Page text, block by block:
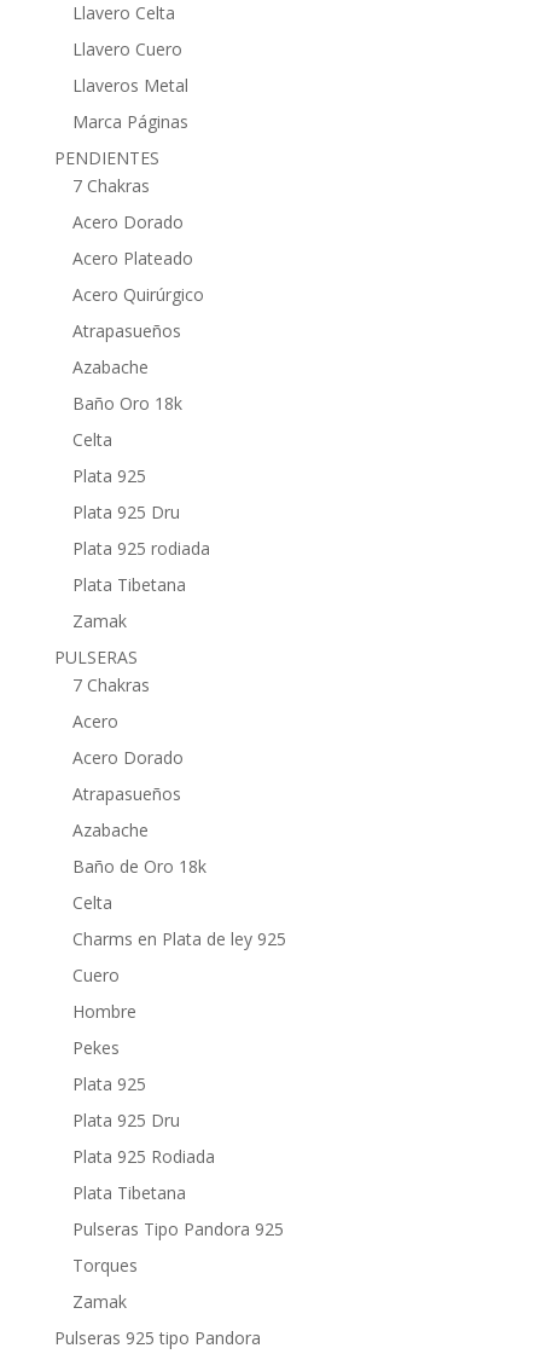
Llavero Celta
Llavero Cuero
Llaveros Metal
Marca Páginas
PENDIENTES
7 Chakras
Acero Dorado
Acero Plateado
Acero Quirúrgico
Atrapasueños
Azabache
Baño Oro 18k
Celta
Plata 925
Plata 925 Dru
Plata 925 rodiada
Plata Tibetana
Zamak
PULSERAS
7 Chakras
Acero
Acero Dorado
Atrapasueños
Azabache
Baño de Oro 18k
Celta
Charms en Plata de ley 925
Cuero
Hombre
Pekes
Plata 925
Plata 925 Dru
Plata 925 Rodiada
Plata Tibetana
Pulseras Tipo Pandora 925
Torques
Zamak
Pulseras 925 tipo Pandora